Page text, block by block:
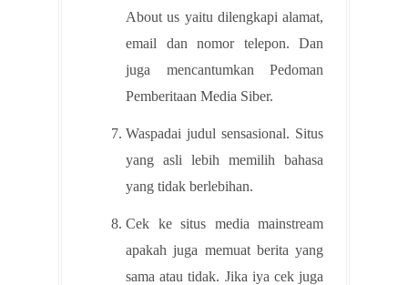
About us yaitu dilengkapi alamat,
email dan nomor telepon. Dan
juga mencantumkan Pedoman
Pemberitaan Media Siber.
Waspadai judul sensasional. Situs
yang asli lebih memilih bahasa
yang tidak berlebihan.
Cek ke situs media mainstream
apakah juga memuat berita yang
sama atau tidak. Jika iya cek juga